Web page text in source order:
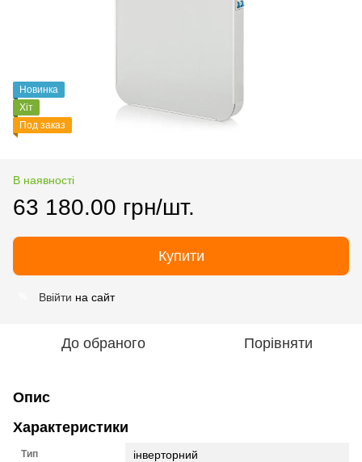
Новинка
Хіт
Под заказ
В наявності
63 180.00 грн/шт.
Купити
Ввійти на сайт
До обраного Порівняти
Опис
Характеристики
Тип інверторний